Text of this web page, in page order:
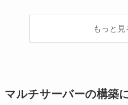
もっと見
マルチサーバーの構築